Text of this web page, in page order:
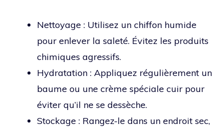
Nettoyage : Utilisez un chiffon humide
pour enlever la saleté. Évitez les produits
chimiques agressifs.
Hydratation : Appliquez régulièrement un
baume ou une crème spéciale cuir pour
éviter qu’il ne se dessèche.
Stockage : Rangez-le dans un endroit sec,